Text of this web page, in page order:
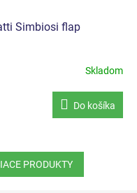
Simbiosi flap
Skladom
Do košíka
PRODUKTY